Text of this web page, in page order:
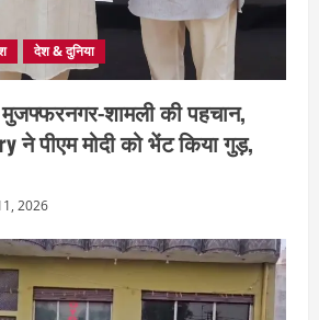
देश & दुनिया
शामली की पहचान,
ने पीएम मोदी को भेंट किया गुड़,
2026